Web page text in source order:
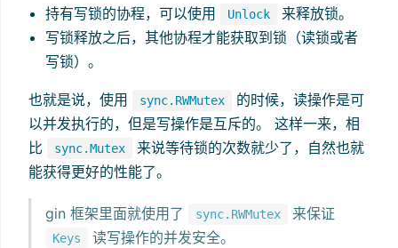
持有写锁的协程，可以使用
Unlock
来释放锁。
写锁释放之后，其他协程才能获取到锁（读锁或者
写锁）。
也就是说，使用 sync.RWMutex
的时候，读操作是可
以并发执行的，但是写操作是互斥的。 这样一来，相
比
sync.Mutex
来说等待锁的次数就少了，自然也就
能获得更好的性能了。
gin 框架里面就使用了 sync.RWMutex 来保证
Keys 读写操作的并发安全。